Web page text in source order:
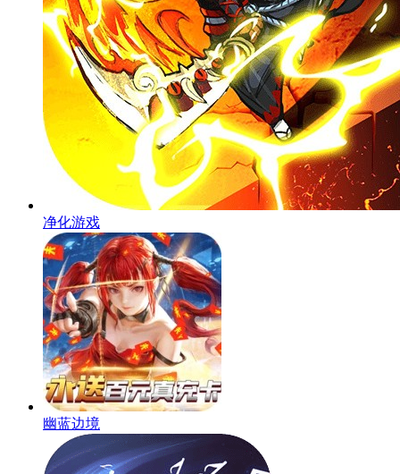
净化游戏
幽蓝边境